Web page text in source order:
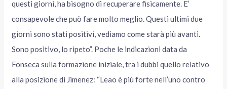
questi giorni, ha bisogno di recuperare fisicamente. E’
consapevole che può fare molto meglio. Questi ultimi due
giorni sono stati positivi, vediamo come starà più avanti.
Sono positivo, lo ripeto”. Poche le indicazioni data da
Fonseca sulla formazione iniziale, tra i dubbi quello relativo
alla posizione di Jimenez: “Leao è più forte nell’uno contro